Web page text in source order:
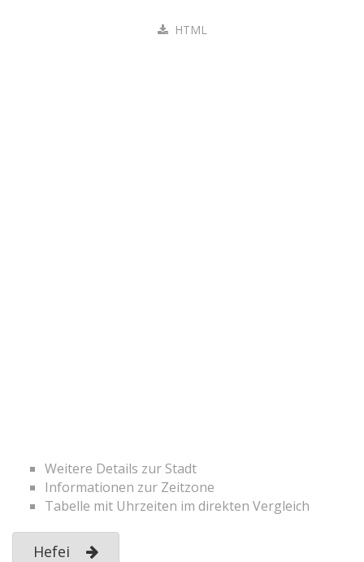
HTML
Weitere Details zur Stadt
Informationen zur Zeitzone
Tabelle mit Uhrzeiten im direkten Vergleich
Hefei